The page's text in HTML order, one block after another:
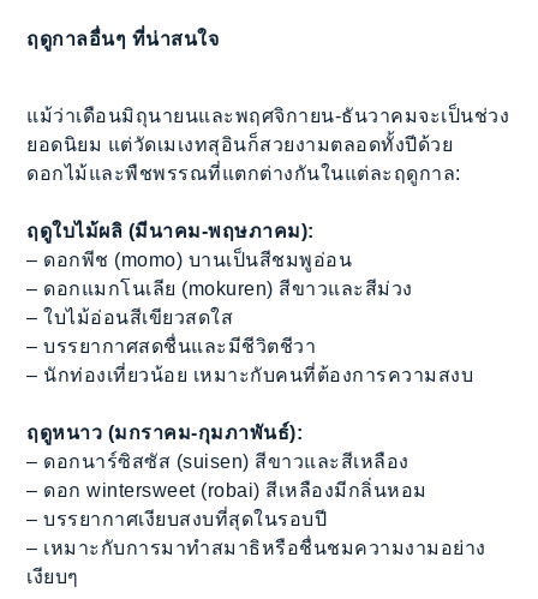
ฤดูกาลอื่นๆ ที่น่าสนใจ
แม้ว่าเดือนมิถุนายนและพฤศจิกายน-ธันวาคมจะเป็นช่วง
ยอดนิยม แต่วัดเมเงทสุอินก็สวยงามตลอดทั้งปีด้วย
ดอกไม้และพืชพรรณที่แตกต่างกันในแต่ละฤดูกาล:
ฤดูใบไม้ผลิ (มีนาคม-พฤษภาคม):
– ดอกพีช (momo) บานเป็นสีชมพูอ่อน
– ดอกแมกโนเลีย (mokuren) สีขาวและสีม่วง
– ใบไม้อ่อนสีเขียวสดใส
– บรรยากาศสดชื่นและมีชีวิตชีวา
– นักท่องเที่ยวน้อย เหมาะกับคนที่ต้องการความสงบ
ฤดูหนาว (มกราคม-กุมภาพันธ์):
– ดอกนาร์ซิสซัส (suisen) สีขาวและสีเหลือง
– ดอก wintersweet (robai) สีเหลืองมีกลิ่นหอม
– บรรยากาศเงียบสงบที่สุดในรอบปี
– เหมาะกับการมาทำสมาธิหรือชื่นชมความงามอย่าง
เงียบๆ